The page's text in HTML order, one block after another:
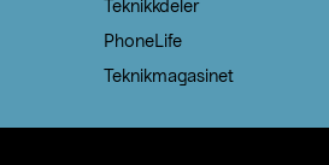
Teknikkdeler
PhoneLife
Teknikmagasinet